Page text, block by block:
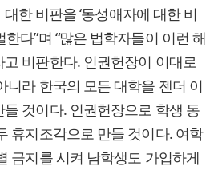
대한 비판을 ‘동성애자에 대한 비
한다”며 “많은 법학자들이 이런 해
비판한다. 인권헌장이 이대로
니라 한국의 모든 대학을 젠더 이
것이다. 인권헌장으로 학생 동
휴지조각으로 만들 것이다. 여학
금지를 시켜 남학생도 가입하게